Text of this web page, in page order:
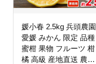
媛小春 2.5kg 兵頭農園
愛媛 みかん 限定 品種
蜜柑 果物 フルーツ 柑
橘 高級 産地直送 農家